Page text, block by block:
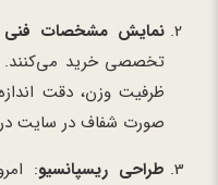
نمایش مشخصات فنی
تخصصی خرید می‌کنند.
ظرفیت وزن، دقت
صورت شفاف در سایت
طراحی ریسپانسیو: